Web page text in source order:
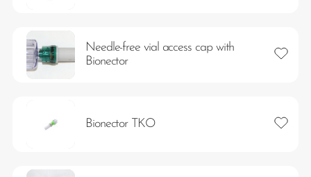
Needle-free vial access cap with
Bionector
Lägg
Bionector TKO Lägg